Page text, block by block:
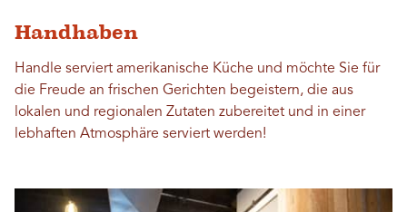
Handhaben
Handle serviert amerikanische Küche und möchte Sie für
die Freude an frischen Gerichten begeistern, die aus
lokalen und regionalen Zutaten zubereitet und in einer
lebhaften Atmosphäre serviert werden!